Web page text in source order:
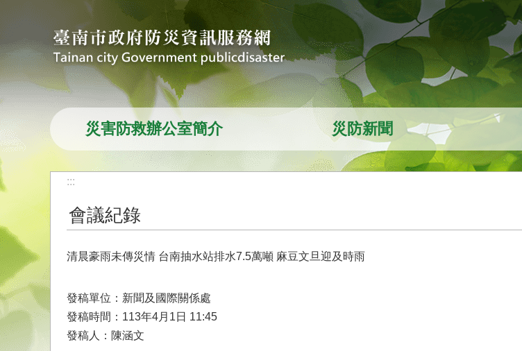
跳到主要內容區塊
災害防救辦公室簡介 災防新聞
:::
會議紀錄
清晨豪雨未傳災情 台南抽水站排水7.5萬噸 麻豆文旦迎及時雨
發稿單位：新聞及國際關係處
發稿時間：113年4月1日 11:45
發稿人：陳涵文